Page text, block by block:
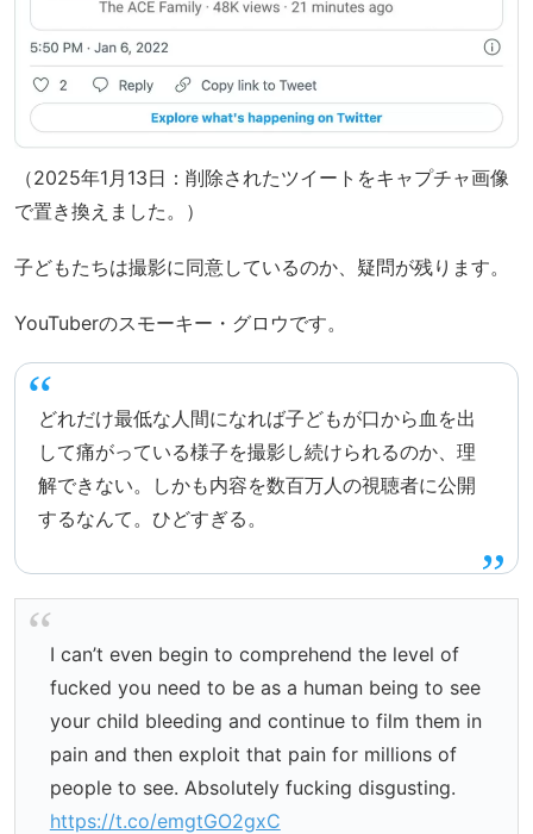
（2025年1月13日：削除されたツイートをキャプチャ画像
で置き換えました。）
子どもたちは撮影に同意しているのか、疑問が残ります。
YouTuberのスモーキー・グロウです。
どれだけ最低な人間になれば子どもが口から血を出
して痛がっている様子を撮影し続けられるのか、理
解できない。しかも内容を数百万人の視聴者に公開
するなんて。ひどすぎる。
I can’t even begin to comprehend the level of
fucked you need to be as a human being to see
your child bleeding and continue to film them in
pain and then exploit that pain for millions of
people to see. Absolutely fucking disgusting.
https://t.co/emgtGO2gxC